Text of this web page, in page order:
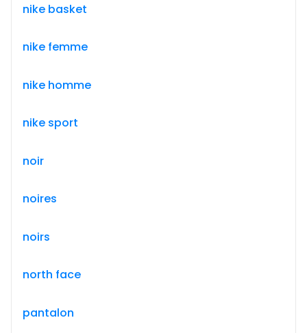
nike basket
nike femme
nike homme
nike sport
noir
noires
noirs
north face
pantalon